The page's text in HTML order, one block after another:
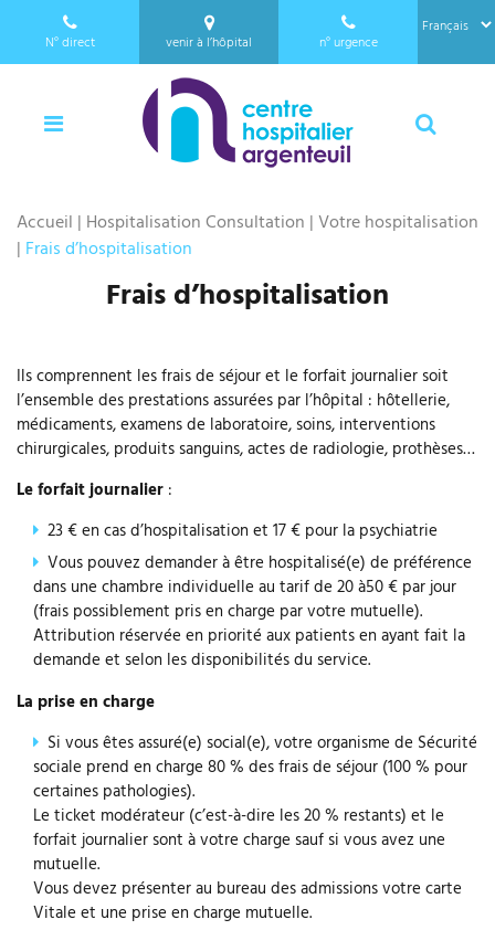
l
N°direct
01 34 23 24 25
venir à l’hôpital n°urgence
Menu
Accueil | Hospitalisation Consultation | Votre hospitalisation
| Frais d’hospitalisation
Frais d’hospitalisation
Ils comprennent les frais de séjour et le forfait journalier soit
l’ensemble des prestations assurées par l’hôpital : hôtellerie,
médicaments, examens de laboratoire, soins, interventions
chirurgicales, produits sanguins, actes de radiologie, prothèses…
Le forfait journalier :
23 € en cas d’hospitalisation et 17 € pour la psychiatrie
Vous pouvez demander à être hospitalisé(e) de préférence
dans une chambre individuelle au tarif de 20 à50 € par jour
(frais possiblement pris en charge par votre mutuelle).
Attribution réservée en priorité aux patients en ayant fait la
demande et selon les disponibilités du service.
La prise en charge
Si vous êtes assuré(e) social(e), votre organisme de Sécurité
sociale prend en charge 80 % des frais de séjour (100 % pour
certaines pathologies).
Le ticket modérateur (c’est-à-dire les 20 % restants) et le
forfait journalier sont à votre charge sauf si vous avez une
mutuelle.
Vous devez présenter au bureau des admissions votre carte
Vitale et une prise en charge mutuelle.
Panneau de gestion des cookies